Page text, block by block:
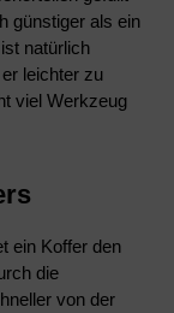
günstiger als ein
natürlich
leichter zu
viel Werkzeug
ein Koffer den
die
von der